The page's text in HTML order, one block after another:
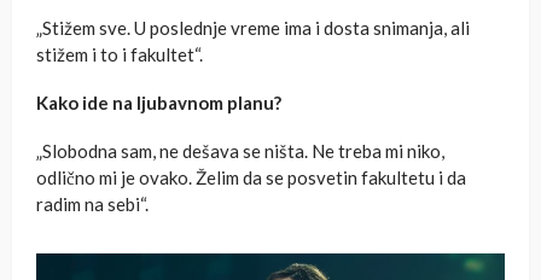
„Stižem sve. U poslednje vreme ima i dosta snimanja, ali
stižem i to i fakultet“.
Kako ide na ljubavnom planu?
„Slobodna sam, ne dešava se ništa. Ne treba mi niko,
odlično mi je ovako. Želim da se posvetin fakultetu i da
radim na sebi“.